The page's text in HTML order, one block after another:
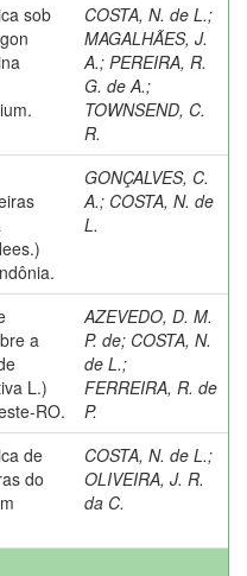
sob
COSTA, N. de L.;
MAGALHÃES, J.
A.; PEREIRA, R.
G. de A.;
TOWNSEND, C.
R.
GONÇALVES, C.
A.; COSTA, N. de
L.
a
L.)
RO.
AZEVEDO, D. M.
P. de; COSTA, N.
de L.;
FERREIRA, R. de
P.
de
do
COSTA, N. de L.;
OLIVEIRA, J. R.
da C.